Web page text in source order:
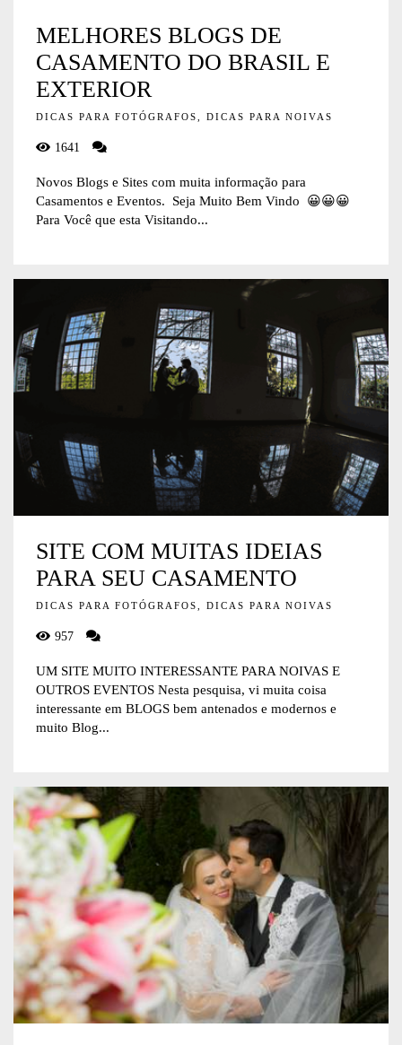
MELHORES BLOGS DE
CASAMENTO DO BRASIL E
EXTERIOR
DICAS PARA FOTÓGRAFOS, DICAS PARA NOIVAS
1641
Novos Blogs e Sites com muita informação para
Casamentos e Eventos. Seja Muito Bem Vindo 😀😀😀
Para Você que esta Visitando...
SITE COM MUITAS IDEIAS
PARA SEU CASAMENTO
DICAS PARA FOTÓGRAFOS, DICAS PARA NOIVAS
957
UM SITE MUITO INTERESSANTE PARA NOIVAS E
OUTROS EVENTOS Nesta pesquisa, vi muita coisa
interessante em BLOGS bem antenados e modernos e
muito Blog...